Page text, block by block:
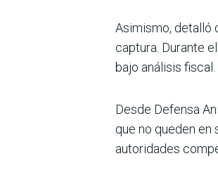
Asimismo, detalló
captura. Durante
bajo análisis fiscal.
Desde Defensa
que no queden
autoridades